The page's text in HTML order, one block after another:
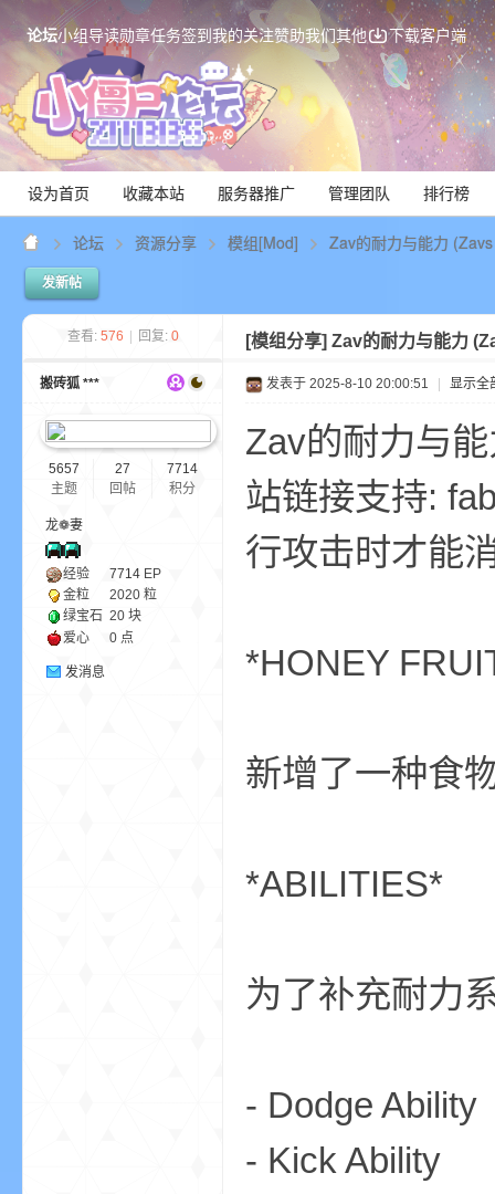
论坛小组导读勋章任务签到我的关注赞助我们其他 下载客户端
设为首页 收藏本站 服务器推广 管理团队 排行榜
论坛 资源分享 模组[Mod] Zav的耐力与能力
发新帖
查看: 576 回复: 0 [模组分享] Zav的耐力与能力
搬砖狐 ***
5657
主题
27
回帖
7714
积分
龙❁妻
经验 7714 EP
金粒
2020 粒
绿宝石 20 块
爱心
0 点
发消息
发表于 2025-8-10 20:00:51 显示全
Zav的耐力与
站链接支持:
行攻击时才能
*HONEY
新增了一种食
*ABILITIES*
为了补充耐力
- Dodge Ability
- Kick Ability